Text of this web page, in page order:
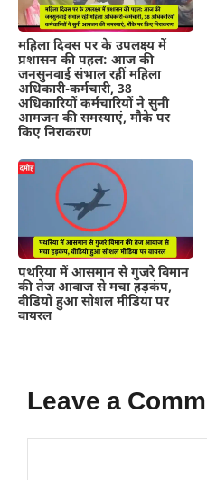
महिला दिवस पर के उपलक्ष्य में
प्रशासन की पहल: आज की
जनसुनवाई संभाल रहीं महिला
अधिकारी-कर्मचारी, 38
अधिकारियों कर्मचारियों ने सुनी
आमजन की समस्याएं, मौके पर
किए निराकरण
पथरिया में आसमान से गुजरे विमान
की तेज आवाज से मचा हड़कंप,
वीडियो हुआ सोशल मीडिया पर
वायरल
Leave a